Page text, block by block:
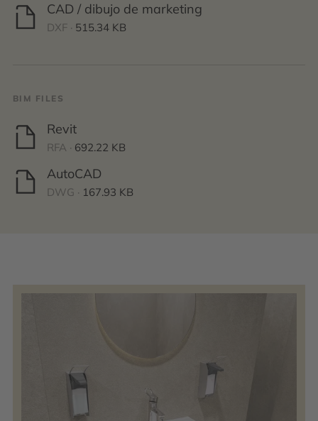
CAD / dibujo de marketing
DXF · 515.34 KB
BIM FILES
Revit
RFA · 692.22 KB
AutoCAD
DWG · 167.93 KB